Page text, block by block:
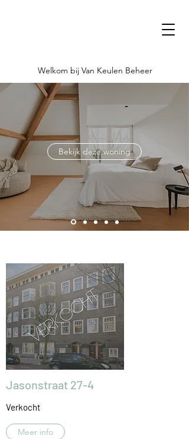
Welkom bij Van Keulen Beheer
Welkom bij Van Keulen Beheer
Bekijk deze woning
Jasonstraat 27-4
Verkocht
Meer info